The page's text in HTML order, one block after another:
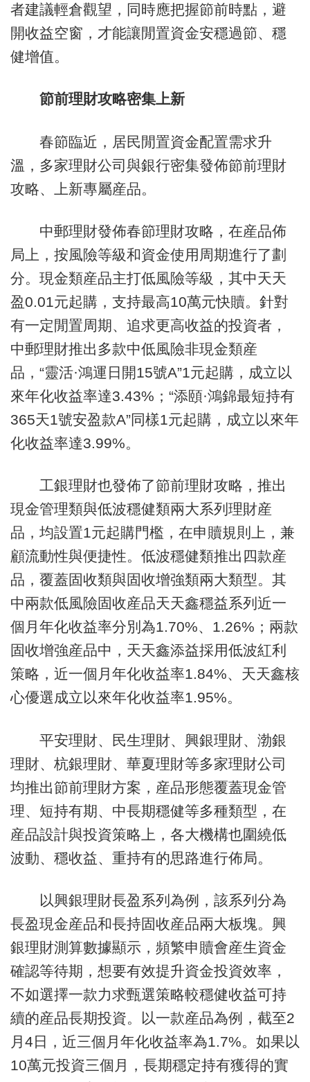
者建議輕倉觀望，同時應把握節前時點，避
開收益空窗，才能讓閒置資金安穩過節、穩
健增值。
節前理財攻略密集上新
春節臨近，居民閒置資金配置需求升
溫，多家理財公司與銀行密集發佈節前理財
攻略、上新專屬産品。
中郵理財發佈春節理財攻略，在産品佈
局上，按風險等級和資金使用周期進行了劃
分。現金類産品主打低風險等級，其中天天
盈0.01元起購，支持最高10萬元快贖。針對
有一定閒置周期、追求更高收益的投資者，
中郵理財推出多款中低風險非現金類産
品，“靈活·鴻運日開15號A”1元起購，成立以
來年化收益率達3.43%；“添頤·鴻錦最短持有
365天1號安盈款A”同樣1元起購，成立以來年
化收益率達3.99%。
工銀理財也發佈了節前理財攻略，推出
現金管理類與低波穩健類兩大系列理財産
品，均設置1元起購門檻，在申贖規則上，兼
顧流動性與便捷性。低波穩健類推出四款産
品，覆蓋固收類與固收增強類兩大類型。其
中兩款低風險固收産品天天鑫穩益系列近一
個月年化收益率分別為1.70%、1.26%；兩款
固收增強産品中，天天鑫添益採用低波紅利
策略，近一個月年化收益率1.84%、天天鑫核
心優選成立以來年化收益率1.95%。
平安理財、民生理財、興銀理財、渤銀
理財、杭銀理財、華夏理財等多家理財公司
均推出節前理財方案，産品形態覆蓋現金管
理、短持有期、中長期穩健等多種類型，在
産品設計與投資策略上，各大機構也圍繞低
波動、穩收益、重持有的思路進行佈局。
以興銀理財長盈系列為例，該系列分為
長盈現金産品和長持固收産品兩大板塊。興
銀理財測算數據顯示，頻繁申贖會産生資金
確認等待期，想要有效提升資金投資效率，
不如選擇一款力求甄選策略較穩健收益可持
續的産品長期投資。以一款産品為例，截至2
月4日，近三個月年化收益率為1.7%。如果以
10萬元投資三個月，長期穩定持有獲得的實